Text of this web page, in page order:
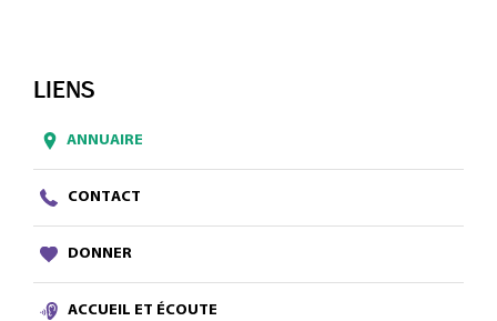
LIENS
ANNUAIRE
CONTACT
DONNER
ACCUEIL ET ÉCOUTE